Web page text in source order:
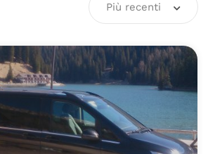
Più recenti